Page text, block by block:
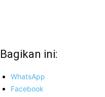
Bagikan ini:
WhatsApp
Facebook